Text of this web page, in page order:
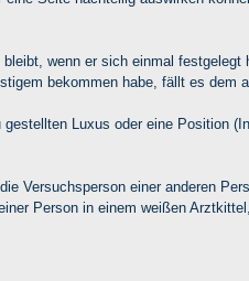
wenn er sich einmal
bekommen habe, fällt es
Luxus oder eine Position
Versuchsperson einer anderen
Person in einem weißen